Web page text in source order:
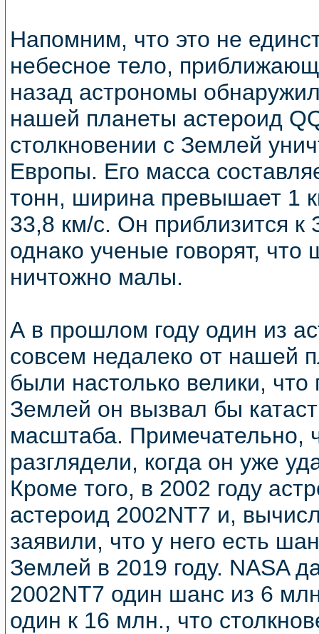
Напомним, что это не
небесное тело,
назад астрономы
нашей планеты астероид
столкновении с Землей
Европы. Его масса
тонн, ширина превышает 1
33,8 км/с. Он приблизится к
однако ученые говорят, что
ничтожно малы.
А в прошлом году один из
совсем недалеко от нашей
были настолько велики, что
Землей он вызвал бы
масштаба. Примечательно,
разглядели, когда он уже
Кроме того, в 2002 году
астероид 2002NT7 и,
заявили, что у него есть
Землей в 2019 году. NASA
2002NT7 один шанс из 6
один к 16 млн., что